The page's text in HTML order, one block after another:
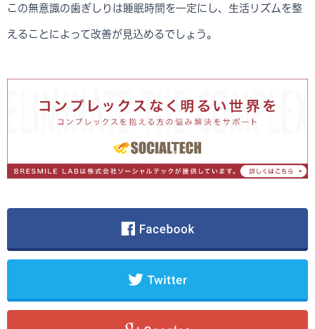
この無意識の歯ぎしりは睡眠時間を一定にし、生活リズムを整
えることによって改善が見込めるでしょう。